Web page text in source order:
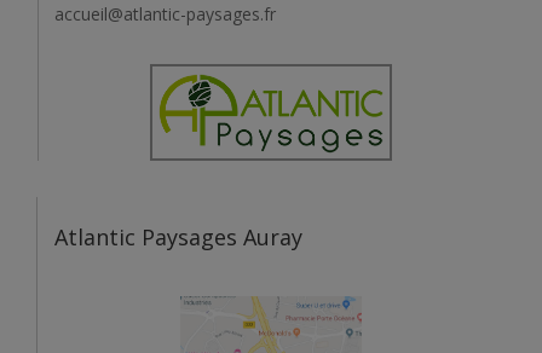
accueil@atlantic-paysages.fr
Atlantic Paysages Auray